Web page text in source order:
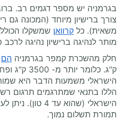
בגרמניה יש מספר דגמים רב.
צורך ברישיון מיוחד (המכונה גם
משאית). כל קרוואן
מותר לנהיגה ברישיון נהיגה לרכב
חלק מהשכרת קמפר בגרמניה הם
ק"ג. כלומר יותר מ- 3500 ק"ג
הישראלי משמעות הדבר היא
הללו בתנאי שמתרגמים תרגום
הישראלי (שהוא עד
תמורת תשלום נמוך.